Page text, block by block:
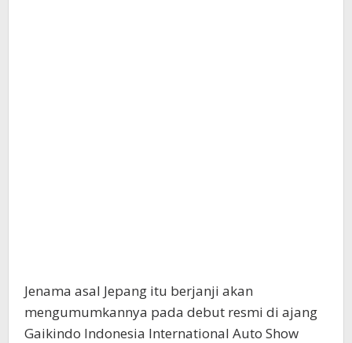
Jenama asal Jepang itu berjanji akan
mengumumkannya pada debut resmi di ajang
Gaikindo Indonesia International Auto Show